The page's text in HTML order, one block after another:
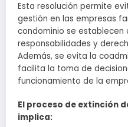
Esta resolución permite
gestión en las empresas
condominio se establecen
responsabilidades y
Además, se evita la
facilita la toma de
funcionamiento de la
El proceso de extinción
implica: